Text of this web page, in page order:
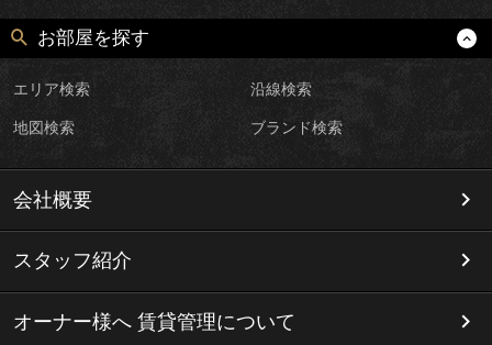
お部屋を探す
エリア検索 沿線検索
地図検索 ブランド検索
会社概要
スタッフ紹介
オーナー様へ 賃貸管理について